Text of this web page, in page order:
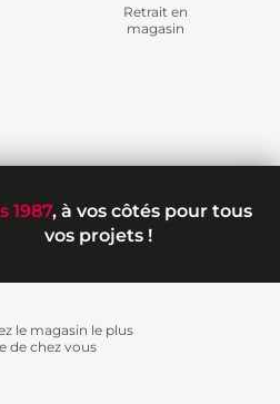
Retrait en
magasin
1987, à vos côtés pour tous
vos projets !
le magasin le plus
de chez vous